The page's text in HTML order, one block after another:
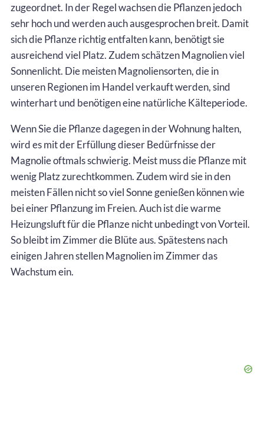
zugeordnet. In der Regel wachsen die Pflanzen jedoch
sehr hoch und werden auch ausgesprochen breit. Damit
sich die Pflanze richtig entfalten kann, benötigt sie
ausreichend viel Platz. Zudem schätzen Magnolien viel
Sonnenlicht. Die meisten Magnoliensorten, die in
unseren Regionen im Handel verkauft werden, sind
winterhart und benötigen eine natürliche Kälteperiode.
Wenn Sie die Pflanze dagegen in der Wohnung halten,
wird es mit der Erfüllung dieser Bedürfnisse der
Magnolie oftmals schwierig. Meist muss die Pflanze mit
wenig Platz zurechtkommen. Zudem wird sie in den
meisten Fällen nicht so viel Sonne genießen können wie
bei einer Pflanzung im Freien. Auch ist die warme
Heizungsluft für die Pflanze nicht unbedingt von Vorteil.
So bleibt im Zimmer die Blüte aus. Spätestens nach
einigen Jahren stellen Magnolien im Zimmer das
Wachstum ein.